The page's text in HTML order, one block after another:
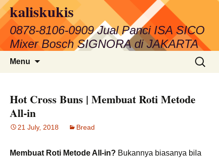
Skip
to
content
kaliskukis
0878-8106-0909 Jual Panci ISA SICO
Mixer Bosch SIGNORA di JAKARTA
Menu
Search
for:
Hot Cross Buns | Membuat Roti Metode
All-in
21 July, 2018 Bread
Membuat Roti Metode All-in? Bukannya biasanya bila